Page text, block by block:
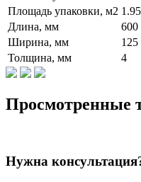
Площадь упаковки, м2 1.95
Длина, мм
600
Ширина, мм
125
Толщина, мм
4
Просмотренные
Нужна